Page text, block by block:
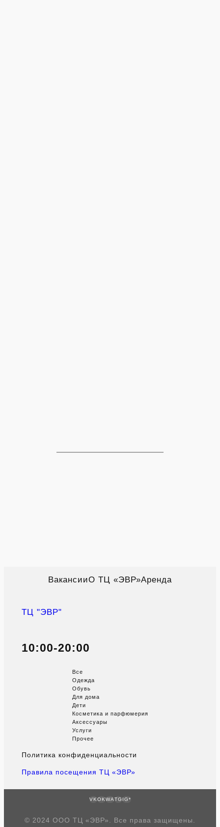
ВакансииО ТЦ «ЭВР»Аренда
ТЦ "ЭВР"
10:00-20:00
Все
Одежда
Обувь
Для дома
Дети
Косметика и парфюмерия
Аксессуары
Услуги
Прочее
Политика конфиденциальности
Правила посещения ТЦ «ЭВР»
VKOKWATGIG*
© 2024 ООО ТЦ «ЭВР». Все права защищены.